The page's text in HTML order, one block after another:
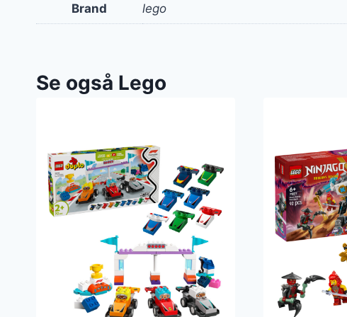
Brand lego
Se også Lego